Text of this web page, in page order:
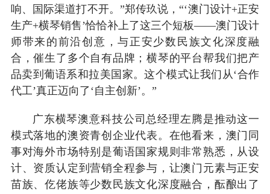
响、国际渠道打不开。”郑传玖说，“‘澳门设计+正安
生产+横琴销售’恰恰补上了这三个短板——澳门设计
师带来的前沿创意，与正安少数民族文化深度融
合，催生了多个自有品牌；横琴的平台帮我们把产
品卖到葡语系和拉美国家。这个模式让我们从‘合作
代工’真正迈向了‘自主创新’。”
广东横琴澳意科技公司总经理左腾是推动这一
模式落地的澳资青创企业代表。在他看来，澳门同
事对海外市场特别是葡语国家规则非常熟悉，从设
计、资质认定到营销全程参与，让澳门元素与正安
苗族、仡佬族等少数民族文化深度融合，酝酿出了